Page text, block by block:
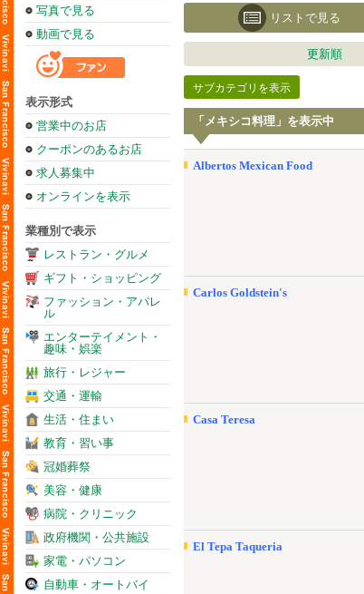
写真で見る
動画で見る
表示形式
営業中のお店
クーポンのあるお店
求人募集中
オンラインを表示
業種別で表示
レストラン・グルメ
ギフト・ショッピング
ファッション・アパレ
ル
エンターテイメント・
趣味・娯楽
旅行・レジャー
交通・運輸
生活・住まい
教育・習い事
冠婚葬祭
美容・健康
病院・クリニック
政府機関・公共施設
家電・パソコン
自動車・オートバイ
リストで見る
更新順
サブカテゴリを表示
「メキシコ料理」を表示中
Albertos Mexican Food
Carlos Goldstein's
Casa Teresa
El Tepa Taqueria